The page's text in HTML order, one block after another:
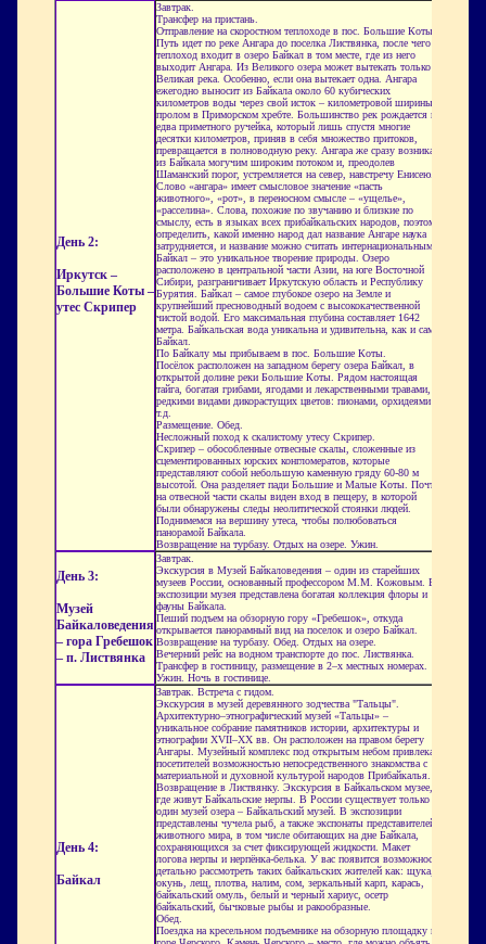
День 2:
Иркутск –
Большие Коты –
утес Скрипер
Завтрак.
Трансфер на пристань.
Отправление на скоростном теплоходе в пос. Большие Коты.
Путь идет по реке Ангара до поселка Листвянка, после чего
теплоход входит в озеро Байкал в том месте, где из него
выходит Ангара. Из Великого озера может вытекать только
Великая река. Особенно, если она вытекает одна. Ангара
ежегодно выносит из Байкала около 60 кубических
километров воды через свой исток – километровой ширины
пролом в Приморском хребте. Большинство рек рождается из
едва приметного ручейка, который лишь спустя многие
десятки километров, приняв в себя множество притоков,
превращается в полноводную реку. Ангара же сразу возникает
из Байкала могучим широким потоком и, преодолев
Шаманский порог, устремляется на север, навстречу Енисею.
Слово «ангара» имеет смысловое значение «пасть
животного», «рот», в переносном смысле – «ущелье»,
«расселина». Слова, похожие по звучанию и близкие по
смыслу, есть в языках всех прибайкальских народов, поэтому
определить, какой именно народ дал название Ангаре наука
затрудняется, и название можно считать интернациональным.
Байкал – это уникальное творение природы. Озеро
расположено в центральной части Азии, на юге Восточной
Сибири, разграничивает Иркутскую область и Республику
Бурятия. Байкал – самое глубокое озеро на Земле и
крупнейший пресноводный водоем с высококачественной
чистой водой. Его максимальная глубина составляет 1642
метра. Байкальская вода уникальна и удивительна, как и сам
Байкал.
По Байкалу мы прибываем в пос. Большие Коты.
Посёлок расположен на западном берегу озера Байкал, в
открытой долине реки Большие Коты. Рядом настоящая
тайга, богатая грибами, ягодами и лекарственными травами,
редкими видами дикорастущих цветов: пионами, орхидеями и
т.д.
Размещение. Обед.
Несложный поход к скалистому утесу Скрипер.
Скрипер – обособленные отвесные скалы, сложенные из
сцементированных юрских конгломератов, которые
представляют собой небольшую каменную гряду 60-80 м
высотой. Она разделяет пади Большие и Малые Коты. Почти
на отвесной части скалы виден вход в пещеру, в которой
были обнаружены следы неолитической стоянки людей.
Поднимемся на вершину утеса, чтобы полюбоваться
панорамой Байкала.
Возвращение на турбазу. Отдых на озере. Ужин.
День 3:
Музей
Байкаловедения
– гора Гребешок
– п. Листвянка
Завтрак.
Экскурсия в Музей Байкаловедения – один из старейших
музеев России, основанный профессором М.М. Кожовым. В
экспозиции музея представлена богатая коллекция флоры и
фауны Байкала.
Пеший подъем на обзорную гору «Гребешок», откуда
открывается панорамный вид на поселок и озеро Байкал.
Возвращение на турбазу. Обед. Отдых на озере.
Вечерний рейс на водном транспорте до пос. Листвянка.
Трансфер в гостиницу, размещение в 2–х местных номерах.
Ужин. Ночь в гостинице.
День 4:
Байкал
Завтрак. Встреча с гидом.
Экскурсия в музей деревянного зодчества "Тальцы".
Архитектурно–этнографический музей «Тальцы» –
уникальное собрание памятников истории, архитектуры и
этнографии XVII–XX вв. Он расположен на правом берегу
Ангары. Музейный комплекс под открытым небом привлекает
посетителей возможностью непосредственного знакомства с
материальной и духовной культурой народов Прибайкалья.
Возвращение в Листвянку. Экскурсия в Байкальском музее,
где живут Байкальские нерпы. В России существует только
один музей озера – Байкальский музей. В экспозиции
представлены чучела рыб, а также экспонаты представителей
животного мира, в том числе обитающих на дне Байкала,
сохраняющихся за счет фиксирующей жидкости. Макет
логова нерпы и нерпёнка-белька. У вас появится возможность
детально рассмотреть таких байкальских жителей как: щука,
окунь, лещ, плотва, налим, сом, зеркальный карп, карась,
байкальский омуль, белый и черный хариус, осетр
байкальский, бычковые рыбы и ракообразные.
Обед.
Поездка на кресельном подъемнике на обзорную площадку на